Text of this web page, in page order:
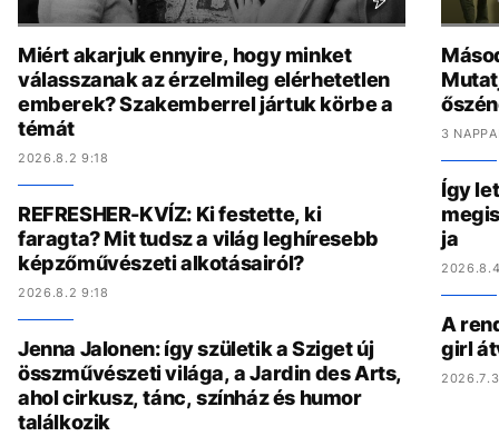
Miért akarjuk ennyire, hogy minket
válasszanak az érzelmileg elérhetetlen
emberek? Szakemberrel jártuk körbe a
témát
2026.8.2 9:18
REFRESHER-KVÍZ: Ki festette, ki
faragta? Mit tudsz a világ leghíresebb
képzőművészeti alkotásairól?
2026.8.2 9:18
Jenna Jalonen: így születik a Sziget új
összművészeti világa, a Jardin des Arts,
ahol cirkusz, tánc, színház és humor
találkozik
3
Így
ja
A
girl